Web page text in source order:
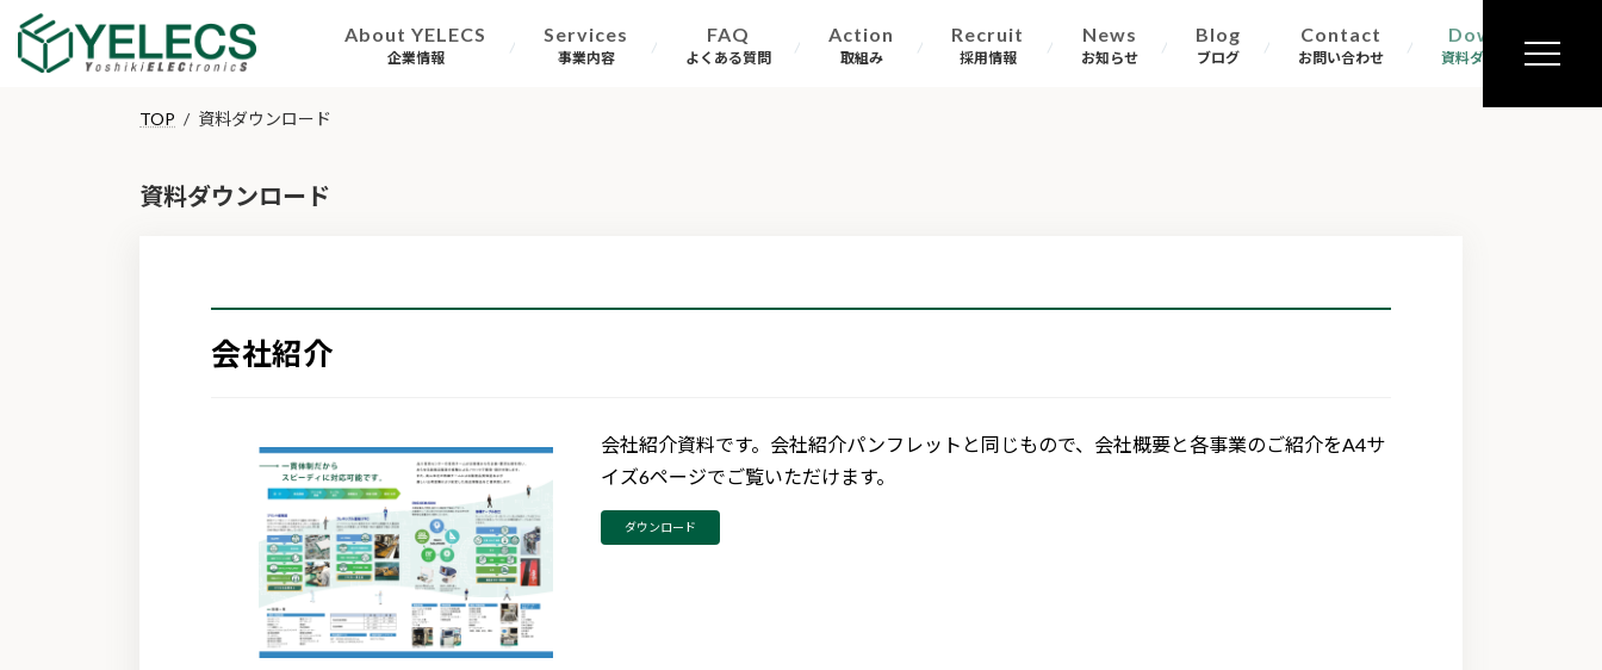
企業情報
About YELECS
事業内容
Services
よくある質問
FAQ
取組み
Action
採用情報
Recruit
お知らせ
News
ブログ
Blog
お問い合わせ
Contact
資料ダウンロード
Download
TOP 資料ダウンロード
資料ダウンロード
会社紹介
会社紹介資料です。会社紹介パンフレットと同じもので、会社概要と各事業のご紹介をA4サ
イズ6ページでご覧いただけます。
ダウンロード